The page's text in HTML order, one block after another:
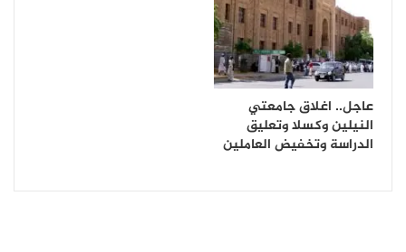
عاجل.. اغلاق جامعتي
النيلين وكسلا وتعليق
الدراسة وتخفيض العاملين